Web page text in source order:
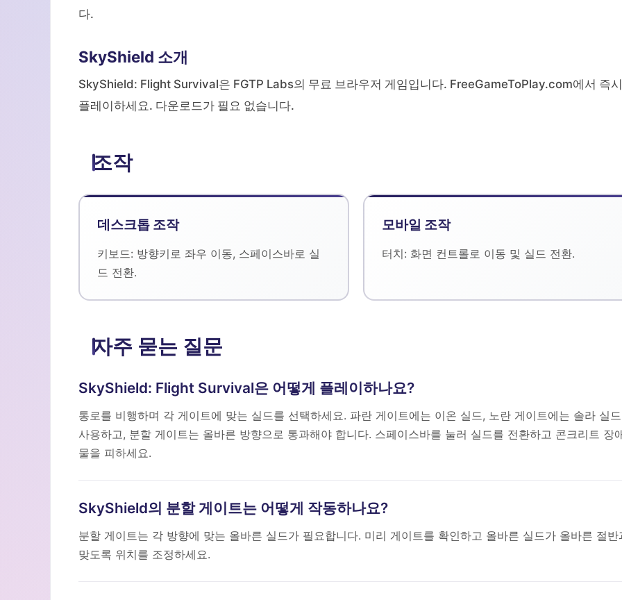
다.
SkyShield 소개
SkyShield: Flight Survival은 FGTP Labs의 무료 브라우저 게임입니다. FreeGameToPlay.com에서 즉시
플레이하세요. 다운로드가 필요 없습니다.
조작
데스크톱 조작
키보드: 방향키로 좌우 이동, 스페이스바로 실
드 전환.
모바일 조작
터치: 화면 컨트롤로 이동 및 실드 전환.
자주 묻는 질문
SkyShield: Flight Survival은 어떻게 플레이하나요?
통로를 비행하며 각 게이트에 맞는 실드를 선택하세요. 파란 게이트에는 이온 실드, 노란 게이트에는 솔라 실
사용하고, 분할 게이트는 올바른 방향으로 통과해야 합니다. 스페이스바를 눌러 실드를 전환하고 콘크리트 장
물을 피하세요.
SkyShield의 분할 게이트는 어떻게 작동하나요?
분할 게이트는 각 방향에 맞는 올바른 실드가 필요합니다. 미리 게이트를 확인하고 올바른 실드가 올바른 절반
맞도록 위치를 조정하세요.